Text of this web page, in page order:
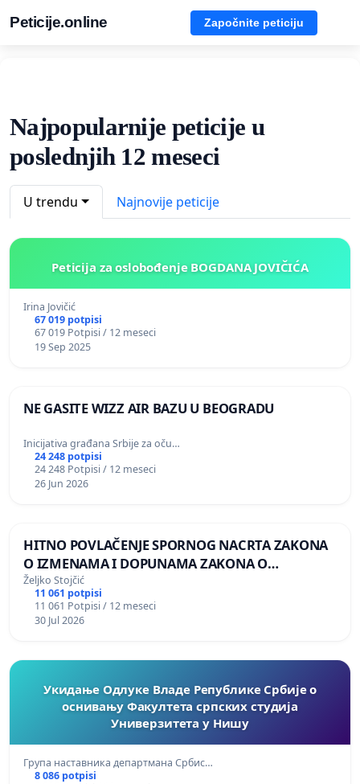
Peticije.online Započnite peticiju
Najpopularnije peticije u
poslednjih 12 meseci
U trendu Najnovije peticije
Peticija za oslobođenje BOGDANA JOVIČIĆA
Irina Jovičić
67 019 potpisi
67 019 Potpisi / 12 meseci
19 Sep 2025
NE GASITE WIZZ AIR BAZU U BEOGRADU
Inicijativa građana Srbije za oču…
24 248 potpisi
24 248 Potpisi / 12 meseci
26 Jun 2026
HITNO POVLAČENJE SPORNOG NACRTA ZAKONA
O IZMENAMA I DOPUNAMA ZAKONA O
DOBROBITI ŽIVOTINJA
Željko Stojčić
11 061 potpisi
11 061 Potpisi / 12 meseci
30 Jul 2026
Укидање Одлуке Владе Републике Србије о
оснивању Факултета српских студија
Универзитета у Нишу
Група наставника департмана Србис…
8 086 potpisi